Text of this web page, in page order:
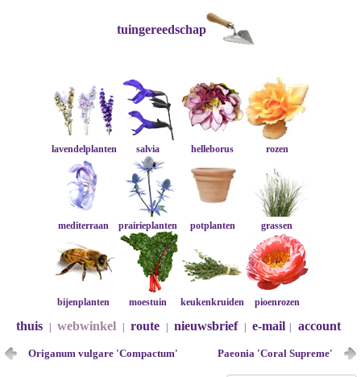
tuingereedschap
lavendelplanten salvia helleborus rozen
mediterraan prairieplanten potplanten grassen
bijenplanten moestuin keukenkruiden pioenrozen
thuis webwinkel route nieuwsbrief e-mail account
Origanum vulgare 'Compactum' Paeonia 'Coral Supreme'